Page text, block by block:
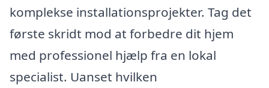
komplekse installationsprojekter. Tag det
første skridt mod at forbedre dit hjem
med professionel hjælp fra en lokal
specialist. Uanset hvilken